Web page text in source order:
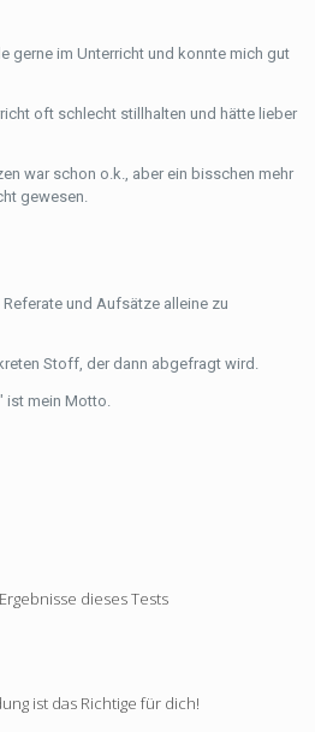
gerne im Unterricht und konnte mich gut
oft schlecht stillhalten und hätte lieber
war schon o.k., aber ein bisschen mehr
gewesen.
und Aufsätze alleine zu
Stoff, der dann abgefragt wird.
ist mein Motto.
dieses Tests
ist das Richtige für dich!